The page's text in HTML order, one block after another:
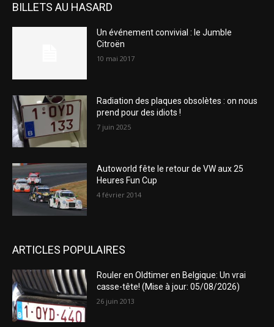
BILLETS AU HASARD
Un événement convivial : le Jumble
Citroën
10 mai 2017
Radiation des plaques obsolètes : on nous
prend pour des idiots !
7 juin 2025
Autoworld fête le retour de VW aux 25
Heures Fun Cup
4 février 2014
ARTICLES POPULAIRES
Rouler en Oldtimer en Belgique: Un vrai
casse-tête! (Mise à jour: 05/08/2026)
26 juin 2013